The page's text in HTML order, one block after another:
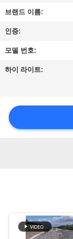
공
장
투
어
질
희
브랜드 이름:
인증:
모델 번호:
하이 라이트: